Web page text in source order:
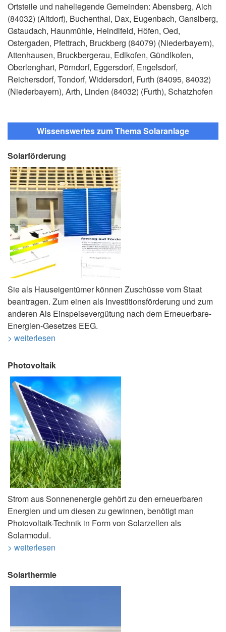
Ortsteile und naheliegende Gemeinden: Abensberg, Aich
(84032) (Altdorf), Buchenthal, Dax, Eugenbach, Ganslberg,
Gstaudach, Haunmühle, Heindlfeld, Höfen, Oed,
Ostergaden, Pfettrach, Bruckberg (84079) (Niederbayern),
Attenhausen, Bruckbergerau, Edlkofen, Gündlkofen,
Oberlenghart, Pörndorf, Eggersdorf, Engelsdorf,
Reichersdorf, Tondorf, Widdersdorf, Furth (84095, 84032)
(Niederbayern), Arth, Linden (84032) (Furth), Schatzhofen
Wissenswertes zum Thema Solaranlage
Solarförderung
Sie als Hauseigentümer können Zuschüsse vom Staat
beantragen. Zum einen als Investitionsförderung und zum
anderen Als Einspeisevergütung nach dem Erneuerbare-
Energien-Gesetzes EEG.
> weiterlesen
Photovoltaik
Strom aus Sonnenenergie gehört zu den erneuerbaren
Energien und um diesen zu gewinnen, benötigt man
Photovoltaik-Technik in Form von Solarzellen als
Solarmodul.
> weiterlesen
Solarthermie